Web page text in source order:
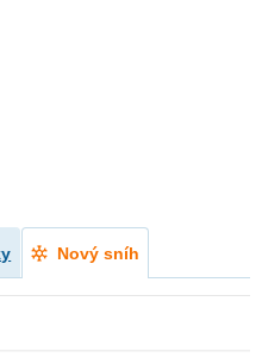
Nový sníh